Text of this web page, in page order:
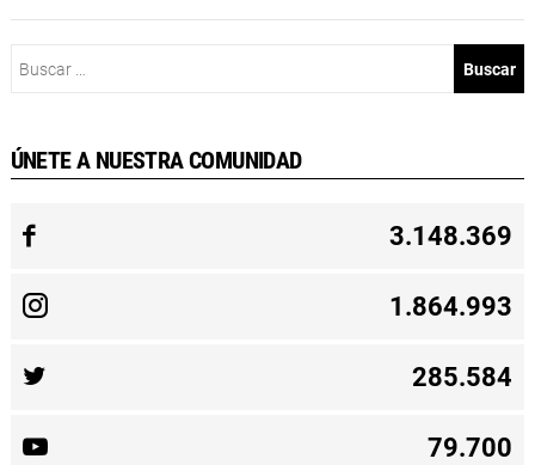
ÚNETE A NUESTRA COMUNIDAD
3.148.369
1.864.993
285.584
79.700